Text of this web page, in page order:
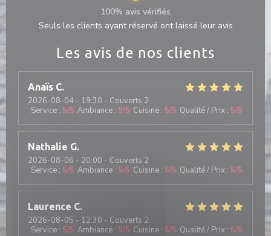
Les avis de nos clients
Anaïs C
2026-08-04 - 19:30 - Couverts 2
Service : 5/5 Ambiance : 5/5 Cuisine : 5/5 Qualité / Prix : 5/5
Nathalie G
2026-08-06 - 20:00 - Couverts 2
Service : 5/5 Ambiance : 5/5 Cuisine : 5/5 Qualité / Prix : 5/5
Laurence C
2026-08-05 - 12:30 - Couverts 2
Service : 5/5 Ambiance : 5/5 Cuisine : 5/5 Qualité / Prix : 5/5
100% avis vérifiés
Seuls les clients ayant réservé ont laissé leur avis